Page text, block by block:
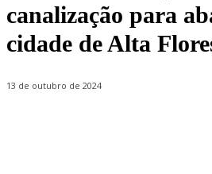
canalização para
cidade de Alta
13 de outubro de 2024